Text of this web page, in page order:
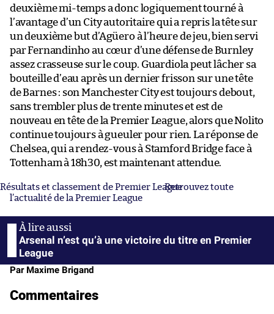
deuxième mi-temps a donc logiquement tourné à
l’avantage d’un City autoritaire qui a repris la tête sur
un deuxième but d’Agüero à l’heure de jeu, bien servi
par Fernandinho au cœur d’une défense de Burnley
assez crasseuse sur le coup. Guardiola peut lâcher sa
bouteille d’eau après un dernier frisson sur une tête
de Barnes : son Manchester City est toujours debout,
sans trembler plus de trente minutes et est de
nouveau en tête de la Premier League, alors que Nolito
continue toujours à gueuler pour rien. La réponse de
Chelsea, qui a rendez-vous à Stamford Bridge face à
Tottenham à 18h30, est maintenant attendue.
Résultats et classement de Premier LeagueRetrouvez toute
l’actualité de la Premier League
Arsenal n’est qu’à une victoire du titre en Premier
League
Par Maxime Brigand
Commentaires